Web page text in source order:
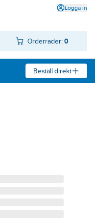
Logga in
Orderrader: 0
Beställ direkt